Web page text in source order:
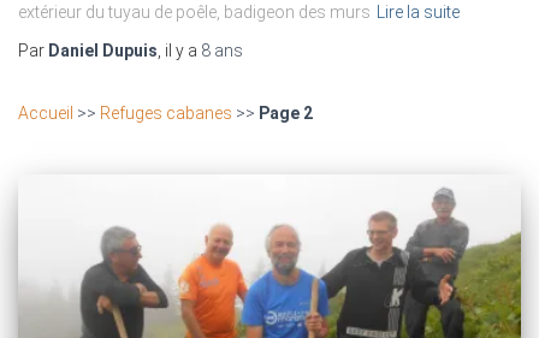
extérieur du tuyau de poêle, badigeon des murs
Lire la suite
Par Daniel Dupuis , il y a 8 ans
Accueil >> Refuges cabanes >> Page 2